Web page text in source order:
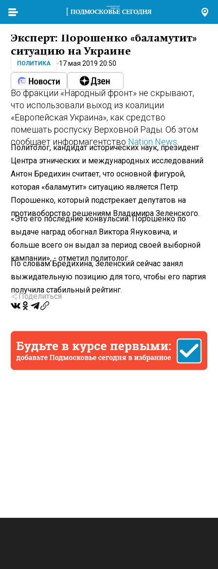
Эксперт: Порошенко «баламутит»
ситуацию на Украине
ПОЛИТИКА 17 мая 2019 20:50
Во фракции «Народный фронт» не скрывают,
что использовали выход из коалиции
«Европейская Украина», как средство
помешать роспуску Верховной Рады. Об этом
сообщает информагентство Nation News
Политолог, кандидат исторических наук, президент
Центра этнических и международных исследований
Антон Бредихин считает, что основной фигурой,
которая «баламутит» ситуацию является Петр
Порошенко, который подстрекает депутатов на
противоборство решениям Владимира Зеленского.
«Это его последние конвульсии. Порошенко по
выдаче наград обогнал Виктора Януковича, и
больше всего он выдал за период своей выборной
кампании», - отметил политолог.
По словам Бредихина, Зеленский сейчас занял
выжидательную позицию для того, чтобы его партия
получила стабильный рейтинг.
Поделиться